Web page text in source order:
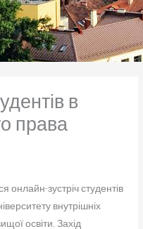
в
права
зустріч студентів
внутрішніх
освіти. Захід